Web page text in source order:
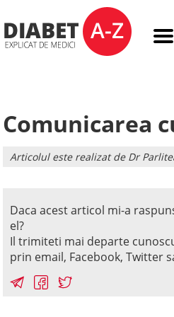
Comunicarea
Articolul este realizat de Dr
Daca acest articol mi-a
el?
Il trimiteti mai departe
prin email, Facebook, Twitter